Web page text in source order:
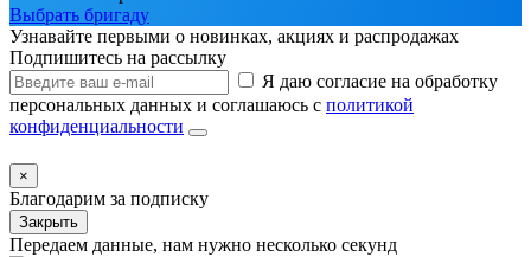
Выбрать бригаду
Узнавайте первыми о новинках, акциях и распродажах
Подпишитесь на рассылку
Я даю согласие на обработку
персональных данных и соглашаюсь с политикой
конфиденциальности
×
Благодарим за подписку
Закрыть
Передаем данные, нам нужно несколько секунд